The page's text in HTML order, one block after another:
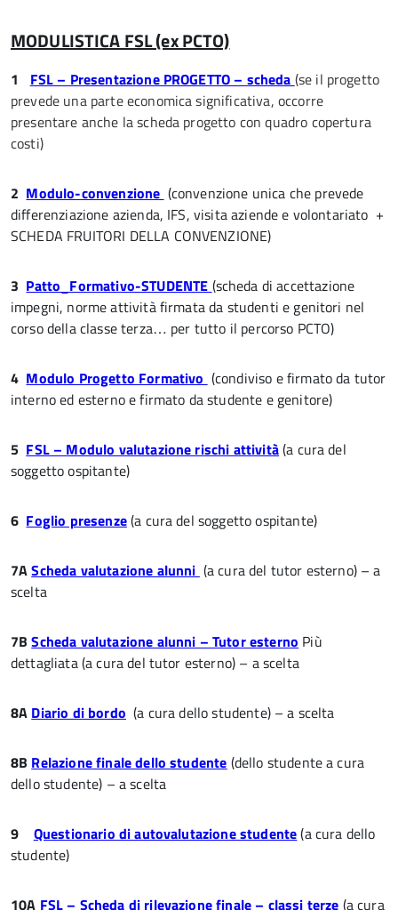
MODULISTICA FSL (ex PCTO)
1 FSL – Presentazione PROGETTO – scheda (se il progetto
prevede una parte economica significativa, occorre
presentare anche la scheda progetto con quadro copertura
costi)
2 Modulo-convenzione (convenzione unica che prevede
differenziazione azienda, IFS, visita aziende e volontariato +
SCHEDA FRUITORI DELLA CONVENZIONE)
3 Patto_Formativo-STUDENTE (scheda di accettazione
impegni, norme attività firmata da studenti e genitori nel
corso della classe terza… per tutto il percorso PCTO)
4 Modulo Progetto Formativo (condiviso e firmato da tutor
interno ed esterno e firmato da studente e genitore)
5 FSL – Modulo valutazione rischi attività(a cura del
soggetto ospitante)
6 Foglio presenze(a cura del soggetto ospitante)
7AScheda valutazione alunni (a cura del tutor esterno) – a
scelta
7BScheda valutazione alunni – Tutor esterno Più
dettagliata (a cura del tutor esterno) – a scelta
8A Diario di bordo (a cura dello studente) – a scelta
8B Relazione finale dello studente (dello studente a cura
dello studente) – a scelta
9 Questionario di autovalutazione studente(a cura dello
studente)
10A FSL – Scheda di rilevazione finale – classi terze (a cura